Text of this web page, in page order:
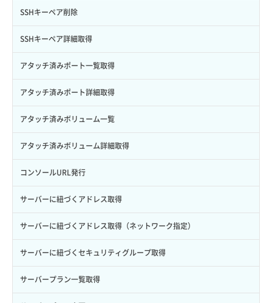
サブユーザー一覧取得
サブユーザー作成
サブユーザー削除
サブユーザー更新
サブユーザー詳細取得
トークン発行
パーミッション一覧取得
ロールからパーミッションを紐づけ解除
ロールにパーミッションを紐づけ
ロール一覧取得
ロール作成
ロール削除
スナップショット詳細取得（アイテム指定）
バックアップリストア
バックアップ一覧取得
バックアップ詳細一覧取得
バックアップ詳細取得
ボリュームイメージ保存
ボリュームタイプ一覧取得
ボリュームタイプ詳細取得
ボリューム一覧取得
ボリューム作成
ボリューム削除
イメージ保存容量取得
イメージ保存容量変更
イメージ削除
イメージ詳細取得
SSHキーペア削除
SSHキーペア詳細取得
アタッチ済みポート一覧取得
アタッチ済みポート詳細取得
アタッチ済みボリューム一覧
アタッチ済みボリューム詳細取得
コンソールURL発行
サーバーに紐づくアドレス取得
サーバーに紐づくアドレス取得（ネットワーク指定）
サーバーに紐づくセキュリティグループ取得
サーバープラン一覧取得